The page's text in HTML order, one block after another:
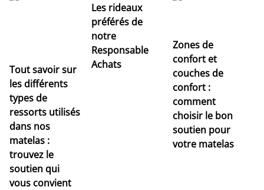
Tout savoir sur
les différents
types de
ressorts utilisés
dans nos
matelas :
trouvez le
soutien qui
vous convient
Les rideaux
préférés de
notre
Responsable
Achats
Zones de
confort et
couches de
confort :
comment
choisir le bon
soutien pour
votre matelas